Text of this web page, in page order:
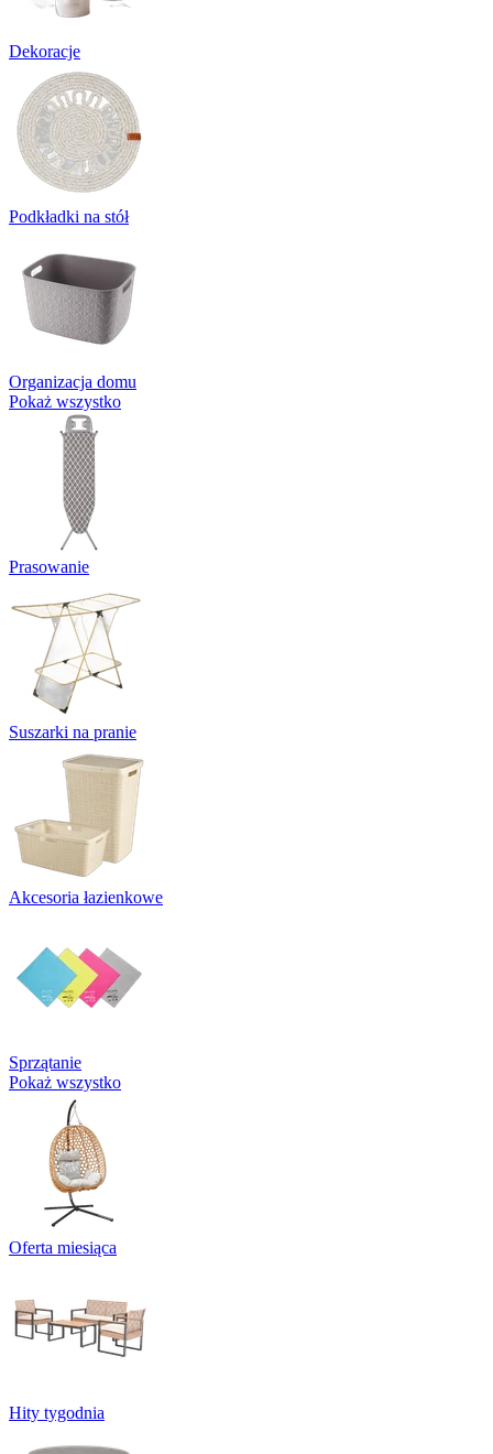
Dekoracje
Podkładki na stół
Organizacja domu
Pokaż wszystko
Prasowanie
Suszarki na pranie
Akcesoria łazienkowe
Sprzątanie
Pokaż wszystko
Oferta miesiąca
Hity tygodnia